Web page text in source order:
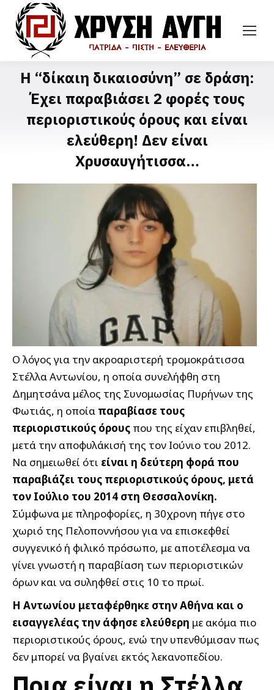
Η “δίκαιη δικαιοσύνη” σε δράση:
Έχει παραβιάσει 2 φορές τους
περιοριστικούς όρους και είναι
ελεύθερη! Δεν είναι
Χρυσαυγήτισσα…
Ο λόγος για την ακροαριστερή τρομοκράτισσα
Στέλλα Αντωνίου, η οποία συνελήφθη στη
Δημητσάνα μέλος της Συνομωσίας Πυρήνων της
Φωτιάς, η οποία παραβίασε τους
περιοριστικούς όρους που της είχαν επιβληθεί,
μετά την αποφυλάκισή της τον Ιούνιο του 2012.
Να σημειωθεί ότι είναι η δεύτερη φορά που
παραβιάζει τους περιοριστικούς όρους, μετά
τον Ιούλιο του 2014 στη Θεσσαλονίκη.
Σύμφωνα με πληροφορίες, η 30χρονη πήγε στο
χωριό της Πελοποννήσου για να επισκεφθεί
συγγενικό ή φιλικό πρόσωπο, με αποτέλεσμα να
γίνει γνωστή η παραβίαση των περιοριστικών
όρων και να συληφθεί στις 10 το πρωί.
Η Αντωνίου μεταφέρθηκε στην Αθήνα και ο
εισαγγελέας την άφησε ελεύθερη με ακόμα πιο
περιοριστικούς όρους, ενώ την υπενθύμισαν πως
δεν μπορεί να βγαίνει εκτός λεκανοπεδίου.